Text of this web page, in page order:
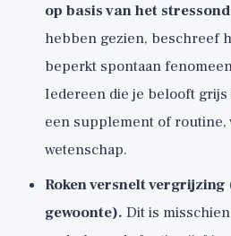
op basis van het
hebben gezien, beschreef
beperkt spontaan
Iedereen die je belooft grijs
een supplement of routine,
wetenschap.
Roken versnelt vergrijzing
gewoonte). Dit is